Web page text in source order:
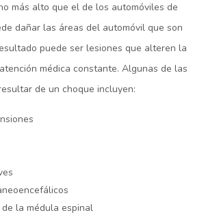
más alto que el de los automóviles de
dañar las áreas del automóvil que son
puede ser lesiones que alteren la
médica constante. Algunas de las
de un choque incluyen:
la médula espinal